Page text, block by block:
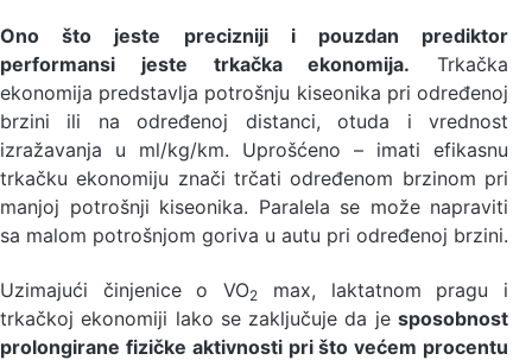
Ono što jeste precizniji i pouzdan prediktor
performansi jeste trkačka ekonomija. Trkačka
ekonomija predstavlja potrošnju kiseonika pri određenoj
brzini ili na određenoj distanci, otuda i vrednost
izražavanja u ml/kg/km. Uprošćeno – imati efikasnu
trkačku ekonomiju znači trčati određenom brzinom pri
manjoj potrošnji kiseonika. Paralela se može napraviti
sa malom potrošnjom goriva u autu pri određenoj brzini.
Uzimajući činjenice o VO2
max, laktatnom pragu i
trkačkoj ekonomiji lako se zaključuje da je sposobnost
prolongirane fizičke aktivnosti pri što većem procentu